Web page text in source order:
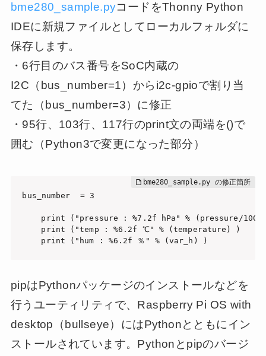
bme280_sample.pyコードをThonny Python
IDEに新規ファイルとしてローカルフォルダに
保存します。
・6行目のバス番号をSoC内蔵の
I2C（bus_number=1）からi2c-gpioで割り当
てた（bus_number=3）に修正
・95行、103行、117行のprint文の両端を()で
囲む（Python3で変更になった部分）
bus_number  = 3
	print ("hum : %6.2f ％" % (var_h) )
pipはPythonパッケージのインストールなどを
行うユーティリティで、Raspberry Pi OS with
desktop（bullseye）にはPythonとともにイン
ストールされています。Pythonとpipのバージ